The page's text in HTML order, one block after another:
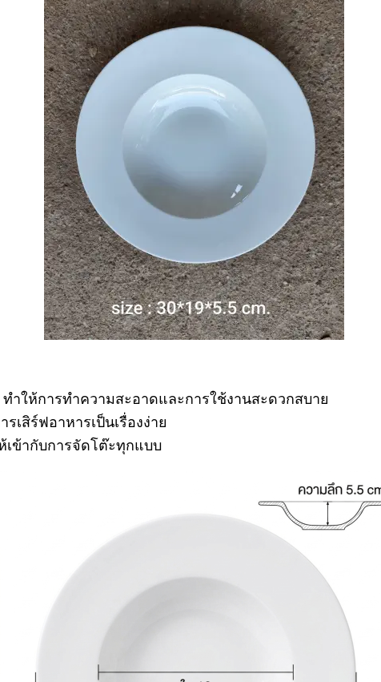
ำให้การทำความสะอาดและการใช้งานสะดวกสบาย
เสิร์ฟอาหารเป็นเรื่องง่าย
เข้ากับการจัดโต๊ะทุกแบบ